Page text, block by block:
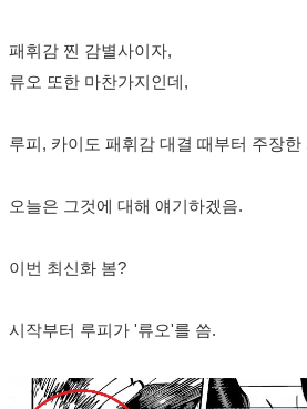
패휘감 찐 감별사이자,
류오 또한 마찬가지인데,
루피, 카이도 패휘감 대결 때부터 주장한
오늘은 그것에 대해 얘기하겠음.
이번 최신화 봄?
시작부터 루피가 '류오'를 씀.